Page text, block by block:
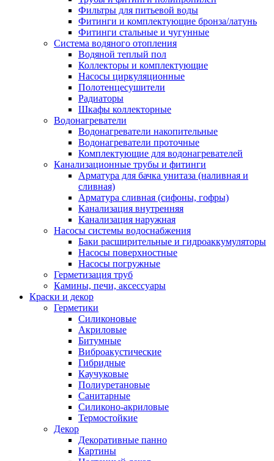
Фильтры для питьевой воды
Фитинги и комплектующие бронза/латунь
Фитинги стальные и чугунные
Система водяного отопления
Водяной теплый пол
Коллекторы и комплектующие
Насосы циркуляционные
Полотенцесушители
Радиаторы
Шкафы коллекторные
Водонагреватели
Водонагреватели накопительные
Водонагреватели проточные
Комплектующие для водонагревателей
Канализационные трубы и фитинги
Арматура для бачка унитаза (наливная и
сливная)
Арматура сливная (сифоны, гофры)
Канализация внутренняя
Канализация наружная
Насосы системы водоснабжения
Баки расширительные и гидроаккумуляторы
Насосы поверхностные
Насосы погружные
Герметизация труб
Камины, печи, аксессуары
Краски и декор
Герметики
Силиконовые
Акриловые
Битумные
Виброакустические
Гибридные
Каучуковые
Полиуретановые
Санитарные
Силиконо-акриловые
Термостойкие
Декор
Декоративные панно
Картины